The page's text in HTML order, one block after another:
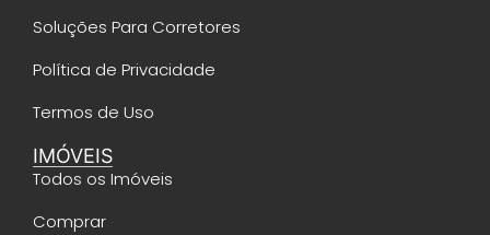
Soluções Para Corretores
Política de Privacidade
Termos de Uso
IMÓVEIS
Todos os Imóveis
Comprar